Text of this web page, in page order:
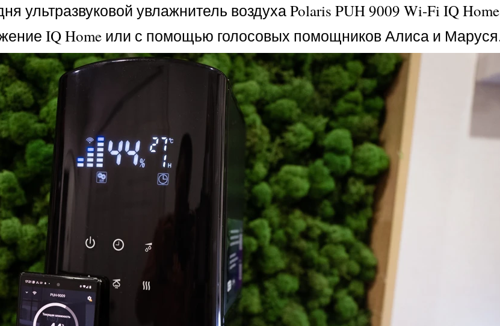
ультразвуковой увлажнитель воздуха Polaris PUH 9009 Wi-Fi IQ
IQ Home или с помощью голосовых помощников Алиса и